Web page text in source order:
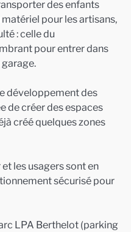
des enfants
pour les artisans,
: celle du
pour entrer dans
développement des
de créer des espaces
créé quelques zones
les usagers sont en
sécurisé pour
LPA Berthelot (parking